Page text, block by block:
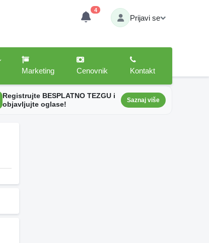
4
Prijavi se
Marketing
Cenovnik Kontakt
Registrujte BESPLATNO TEZGU i
objavljujte oglase!
Saznaj više